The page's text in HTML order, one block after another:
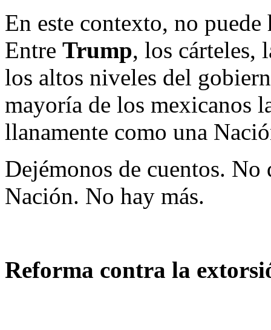
En este contexto, no puede
Entre Trump, los cárteles,
los altos niveles del
mayoría de los mexicanos
llanamente como una
Dejémonos de cuentos. No
Nación. No hay más.
Reforma contra la